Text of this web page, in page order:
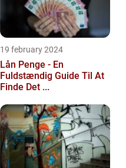
19 february 2024
Lån Penge - En
Fuldstændig Guide Til At
Finde Det ...